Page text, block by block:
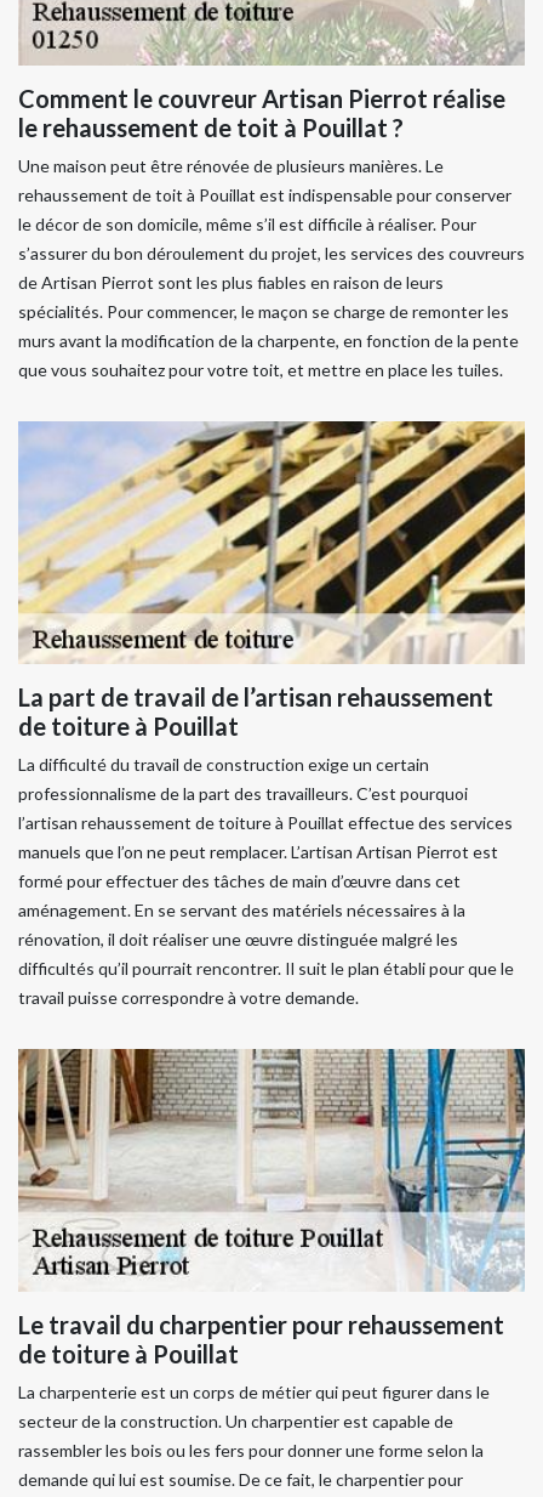
Comment le couvreur Artisan Pierrot réalise
le rehaussement de toit à Pouillat ?
Une maison peut être rénovée de plusieurs manières. Le
rehaussement de toit à Pouillat est indispensable pour conserver
le décor de son domicile, même s’il est difficile à réaliser. Pour
s’assurer du bon déroulement du projet, les services des couvreurs
de Artisan Pierrot sont les plus fiables en raison de leurs
spécialités. Pour commencer, le maçon se charge de remonter les
murs avant la modification de la charpente, en fonction de la pente
que vous souhaitez pour votre toit, et mettre en place les tuiles.
La part de travail de l’artisan rehaussement
de toiture à Pouillat
La difficulté du travail de construction exige un certain
professionnalisme de la part des travailleurs. C’est pourquoi
l’artisan rehaussement de toiture à Pouillat effectue des services
manuels que l’on ne peut remplacer. L’artisan Artisan Pierrot est
formé pour effectuer des tâches de main d’œuvre dans cet
aménagement. En se servant des matériels nécessaires à la
rénovation, il doit réaliser une œuvre distinguée malgré les
difficultés qu’il pourrait rencontrer. Il suit le plan établi pour que le
travail puisse correspondre à votre demande.
Le travail du charpentier pour rehaussement
de toiture à Pouillat
La charpenterie est un corps de métier qui peut figurer dans le
secteur de la construction. Un charpentier est capable de
rassembler les bois ou les fers pour donner une forme selon la
demande qui lui est soumise. De ce fait, le charpentier pour